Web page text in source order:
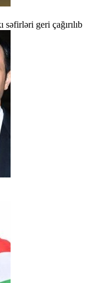
səfirləri geri çağırılıb